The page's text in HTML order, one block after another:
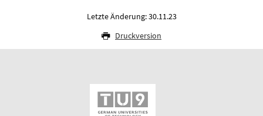
Letzte Änderung: 30.11.23
Druckversion